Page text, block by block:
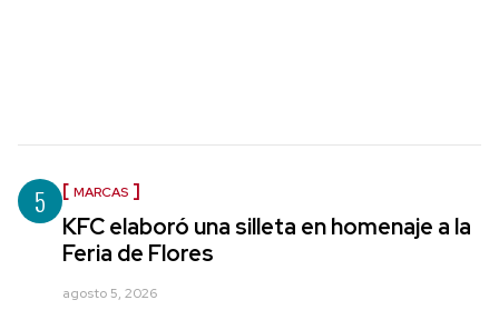
5 MARCAS
KFC elaboró una silleta en homenaje a la
Feria de Flores
agosto 5, 2026